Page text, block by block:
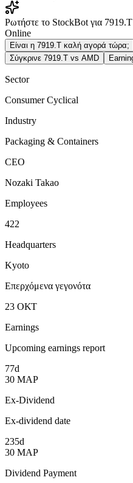
Ρωτήστε το StockBot για 7919.T
Online
Είναι η 7919.T καλή αγορά τώρα;
Σύγκρινε 7919.T vs AMD
Sector
Consumer Cyclical
Industry
Packaging & Containers
CEO
Nozaki Takao
Employees
422
Headquarters
Kyoto
Επερχόμενα γεγονότα
23 ΟΚΤ
Earnings
Upcoming earnings report
77d
30 ΜΑΡ
Ex-Dividend
Ex-dividend date
235d
30 ΜΑΡ
Dividend Payment